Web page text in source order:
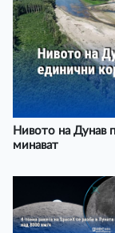
Нивото на Дунав
минават